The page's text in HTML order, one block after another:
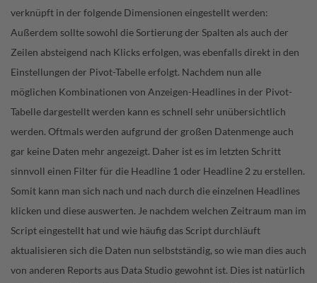
verknüpft in der folgende Dimensionen eingestellt werden:
Außerdem sollte sowohl die Sortierung der Spalten als auch der
Zeilen absteigend nach Klicks erfolgen, was ebenfalls direkt in den
Einstellungen der Pivot-Tabelle erfolgt. Nachdem nun alle
möglichen Kombinationen von Anzeigen-Headlines in der Pivot-
Tabelle dargestellt werden kann es schnell sehr unübersichtlich
werden. Oftmals werden aufgrund der großen Datenmenge auch
gar keine Daten mehr angezeigt. Daher ist es im letzten Schritt
sinnvoll einen Filter für die Headline 1 oder Headline 2 zu erstellen.
Somit kann man sich nach und nach durch die einzelnen Headlines
klicken und diese auswerten. Je nachdem welchen Zeitraum man im
Script eingestellt hat und wie häufig das Script durchläuft
aktualisieren sich die Daten nun selbstständig, so wie man dies auch
von anderen Reports aus Data Studio gewohnt ist. Dies ist natürlich